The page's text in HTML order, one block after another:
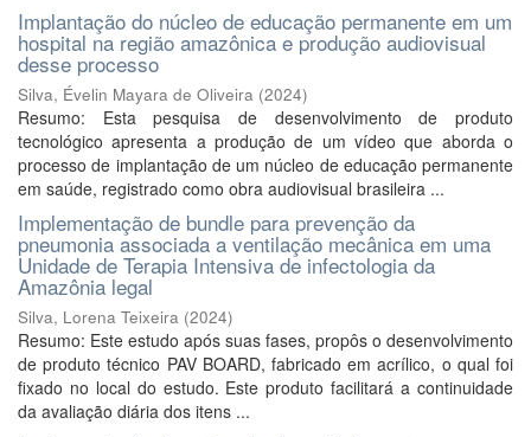
Implantação do núcleo de educação permanente em um
hospital na região amazônica e produção audiovisual
desse processo
Silva, Évelin Mayara de Oliveira (2024)
Resumo: Esta pesquisa de desenvolvimento de produto
tecnológico apresenta a produção de um vídeo que aborda o
processo de implantação de um núcleo de educação permanente
em saúde, registrado como obra audiovisual brasileira ...
Implementação de bundle para prevenção da
pneumonia associada a ventilação mecânica em uma
Unidade de Terapia Intensiva de infectologia da
Amazônia legal
Silva, Lorena Teixeira (2024)
Resumo: Este estudo após suas fases, propôs o desenvolvimento
de produto técnico PAV BOARD, fabricado em acrílico, o qual foi
fixado no local do estudo. Este produto facilitará a continuidade
da avaliação diária dos itens ...